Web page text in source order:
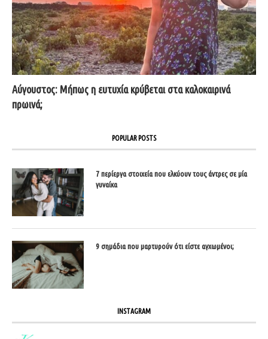
Αύγουστος: Μήπως η ευτυχία κρύβεται στα καλοκαιρινά
πρωινά;
POPULAR POSTS
7 περίεργα στοιχεία που ελκύουν τους άντρες σε μία
γυναίκα
9 σημάδια που μαρτυρούν ότι είστε αγχωμένοι;
INSTAGRAM